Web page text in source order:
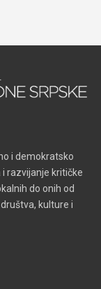
i demokratsko
razvijanje kritičke
do onih od
kulture i